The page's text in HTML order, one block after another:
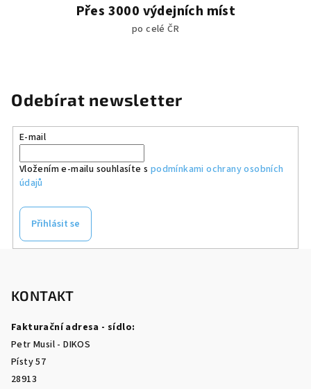
Přes 3000 výdejních míst
po celé ČR
Odebírat newsletter
E-mail
Vložením e-mailu souhlasíte s podmínkami ochrany osobních
údajů
Přihlásit se
KONTAKT
Fakturační adresa - sídlo:
Petr Musil - DIKOS
Písty 57
28913